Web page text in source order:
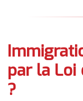
par la Loi
?